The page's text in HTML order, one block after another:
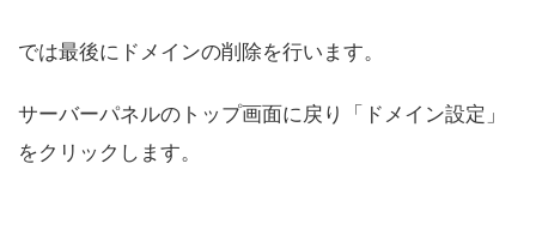
では最後にドメインの削除を行います。
サーバーパネルのトップ画面に戻り「ドメイン設定」
をクリックします。